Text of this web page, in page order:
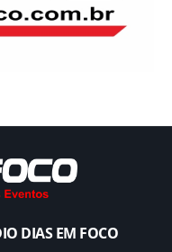
DIAS EM FOCO